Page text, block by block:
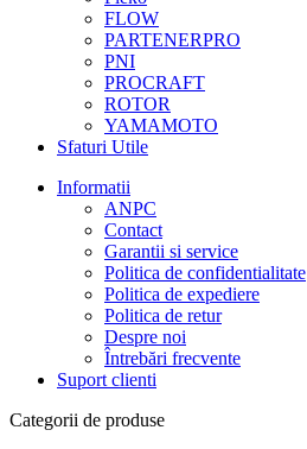
FLOW
PARTENERPRO
PNI
PROCRAFT
ROTOR
YAMAMOTO
Sfaturi Utile
Informatii
ANPC
Contact
Garantii si service
Politica de confidentialitate
Politica de expediere
Politica de retur
Despre noi
Întrebări frecvente
Suport clienti
Categorii de produse